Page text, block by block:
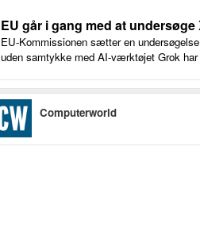
EU går i gang med at undersøge
EU-Kommissionen sætter en
uden samtykke med AI-værktøjet Grok
Computerworld